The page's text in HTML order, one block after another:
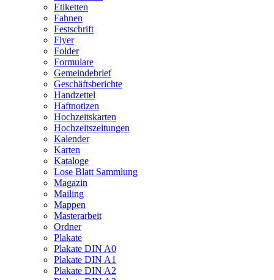
Etiketten
Fahnen
Festschrift
Flyer
Folder
Formulare
Gemeindebrief
Geschäftsberichte
Handzettel
Haftnotizen
Hochzeitskarten
Hochzeitszeitungen
Kalender
Karten
Kataloge
Lose Blatt Sammlung
Magazin
Mailing
Mappen
Masterarbeit
Ordner
Plakate
Plakate DIN A0
Plakate DIN A1
Plakate DIN A2